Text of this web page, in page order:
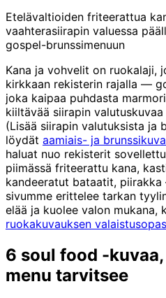
Etelävaltioiden friteerattua
vaahterasiirapin valuessa
gospel-brunssimenuun
Kana ja vohvelit on ruokalaji,
kirkkaan rekisterin rajalla —
joka kaipaa puhdasta
kiiltävää siirapin
(Lisää siirapin valutuksista ja
löydät aamiais- ja
haluat nuo rekisterit
piimässä friteerattu kana,
kandeeratut bataatit,
sivumme erittelee tarkan
elää ja kuolee valon mukana,
ruokakuvauksen valaistusopas
6 soul food -
menu tarvitsee